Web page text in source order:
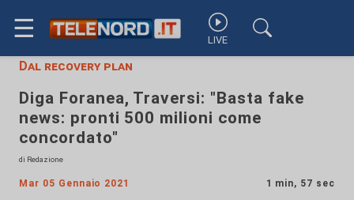
☰ LIVE
Dal recovery plan
Diga Foranea, Traversi: "Basta fake
news: pronti 500 milioni come
concordato"
di Redazione
Mar 05 Gennaio 2021 1 min, 57 sec